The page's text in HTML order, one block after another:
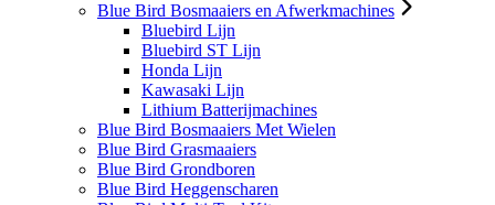
Blue Bird Bosmaaiers en Afwerkmachines
Bluebird Lijn
Bluebird ST Lijn
Honda Lijn
Kawasaki Lijn
Lithium Batterijmachines
Blue Bird Bosmaaiers Met Wielen
Blue Bird Grasmaaiers
Blue Bird Grondboren
Blue Bird Heggenscharen